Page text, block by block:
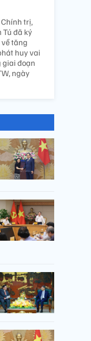
trị,
Tú đã ký
tăng
huy vai
giai đoạn
ngày